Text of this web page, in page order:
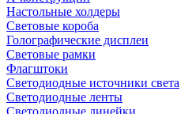
Настольные холдеры
Световые короба
Голографические дисплеи
Световые рамки
Флагштоки
Светодиодные источники света
Светодиодные ленты
Светодиодные линейки